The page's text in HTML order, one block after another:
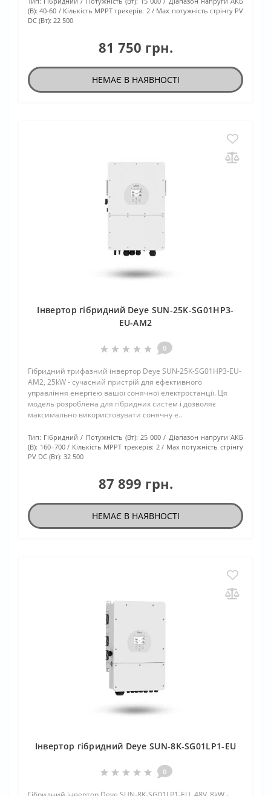
(В): 40-60 Кількість МРРТ трекерів: 2
Max потужність стрінгу PV
DC (Вт): 22 500
81 750 грн.
НЕМАЄ В НАЯВНОСТІ
Інвертор гібридний Deye SUN-25K-SG01HP3-
EU-AM2
0
Гібридний трифазний інвертор Deye SUN-25K-SG01HP3-EU-
AM2, 25kW - сучасний пристрій для ефективного
управління енергією вашої сонячної електростанції. Ця
модель розроблена для гібридних систем і дозволяє
максимально використовувати сонячну е..
Тип: Гібридний Потужність (Вт): 25 000
Діапазон напруги АКБ
(В): 160–700 Кількість МРРТ трекерів: 2
Max потужність стрінгу
PV DC (Вт): 32 500
87 899 грн.
НЕМАЄ В НАЯВНОСТІ
Інвертор гібридний Deye SUN-8K-SG01LP1-EU
0